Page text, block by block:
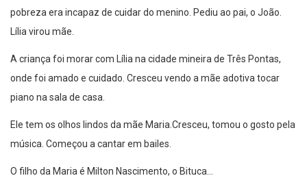
pobreza era incapaz de cuidar do menino. Pediu ao pai, o João.
Lília virou mãe.
A criança foi morar com Lília na cidade mineira de Três Pontas,
onde foi amado e cuidado. Cresceu vendo a mãe adotiva tocar
piano na sala de casa.
Ele tem os olhos lindos da mãe Maria.Cresceu, tomou o gosto pela
música. Começou a cantar em bailes.
O filho da Maria é Milton Nascimento, o Bituca…